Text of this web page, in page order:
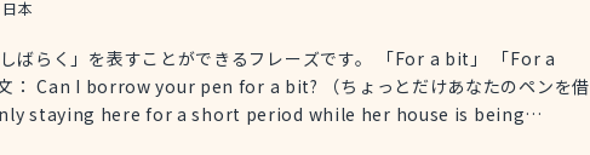
日本
ばらく」を表すことができるフレーズです。 「For a bit」 「For a
在する予定です。） 例文： The road will be